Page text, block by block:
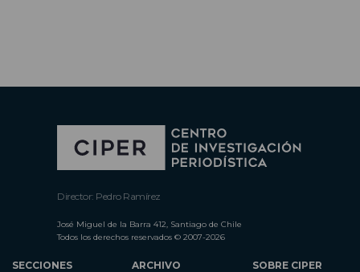
Director: Pedro Ramírez
José Miguel de la Barra 412, Santiago de Chile
Todos los derechos reservados © 2007-2026
SECCIONES
ARCHIVO
SOBRE CIPER